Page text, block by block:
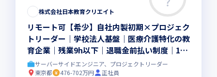
株式会社日本教育クリエイト
リモート可【希少】自社内製初期×プロジェク
トリーダー｜学校法人基盤｜医療介護特化の教
育企業｜残業9h以下｜退職金前払い制度｜1h
単位有給取得可能
サーバーサイドエンジニア、プロジェクトリーダー
東京都
476-702万円
正社員